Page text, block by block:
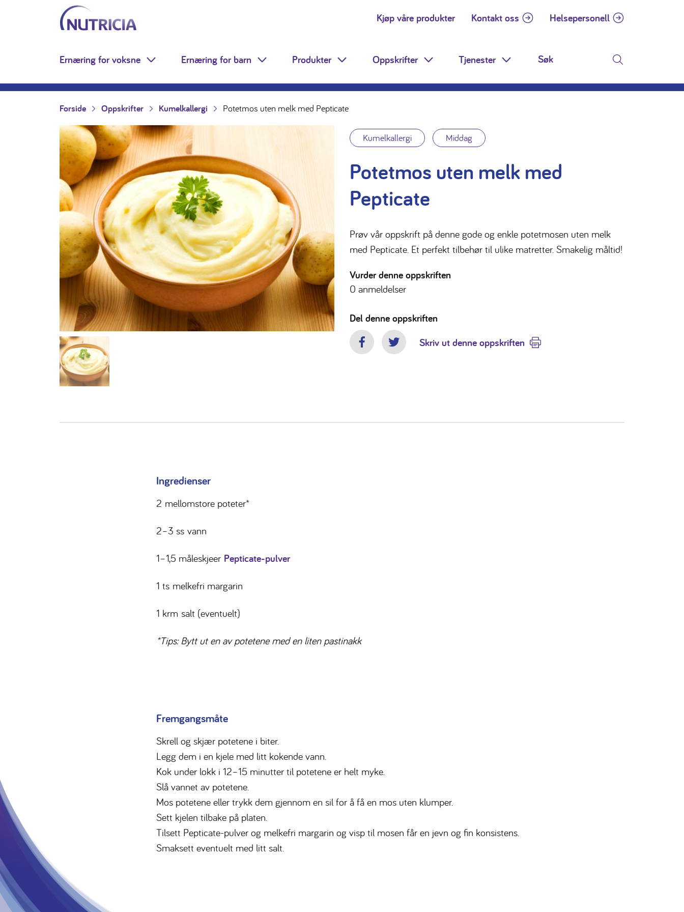
Hopp til innholdet
Nutricia.no Kjøp våre produkter Kontakt oss Helsepersonell
Ernæring for voksne Toggle Dropdown
Ernæring for barn Toggle Dropdown
Produkter Toggle Dropdown
Oppskrifter Toggle Dropdown
Tjenester Toggle Dropdown Søk
Forside Oppskrifter Kumelkallergi Potetmos uten melk med Pepticate
Kumelkallergi Middag
Potetmos uten melk med
Pepticate
Prøv vår oppskrift på denne gode og enkle potetmosen uten melk
med Pepticate. Et perfekt tilbehør til ulike matretter. Smakelig måltid!
Vurder denne oppskriften
0 anmeldelser
Del denne oppskriften
FacebookTwitterSkriv ut denne oppskriften
Ingredienser
2 mellomstore poteter*
2–3 ss vann
1–1,5 måleskjeer Pepticate-pulver
1 ts melkefri margarin
1 krm salt (eventuelt)
*Tips: Bytt ut en av potetene med en liten pastinakk
Fremgangsmåte
Skrell og skjær potetene i biter.
Legg dem i en kjele med litt kokende vann.
Kok under lokk i 12–15 minutter til potetene er helt myke.
Slå vannet av potetene.
Mos potetene eller trykk dem gjennom en sil for å få en mos uten klumper.
Sett kjelen tilbake på platen.
Tilsett Pepticate-pulver og melkefri margarin og visp til mosen får en jevn og fin konsistens.
Smaksett eventuelt med litt salt.